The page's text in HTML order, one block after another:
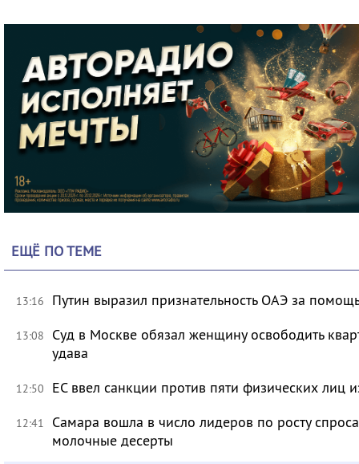
ЕЩЁ ПО ТЕМЕ
13:16 Путин выразил признательность ОАЭ за
13:08
Суд в Москве обязал женщину освободить
удава
12:50 ЕС ввел санкции против пяти физических лиц
12:41
Самара вошла в число лидеров по росту
молочные десерты